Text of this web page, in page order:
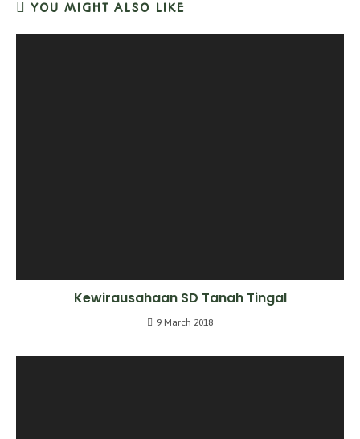
YOU MIGHT ALSO LIKE
Kewirausahaan SD Tanah Tingal
9 March 2018